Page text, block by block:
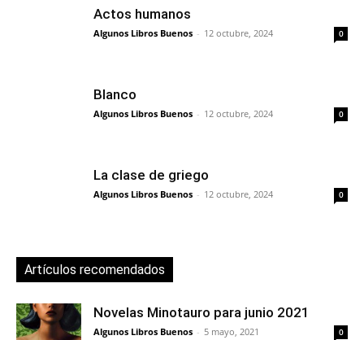
Actos humanos
Algunos Libros Buenos - 12 octubre, 2024 0
Blanco
Algunos Libros Buenos - 12 octubre, 2024 0
La clase de griego
Algunos Libros Buenos - 12 octubre, 2024 0
Artículos recomendados
Novelas Minotauro para junio 2021
Algunos Libros Buenos - 5 mayo, 2021 0